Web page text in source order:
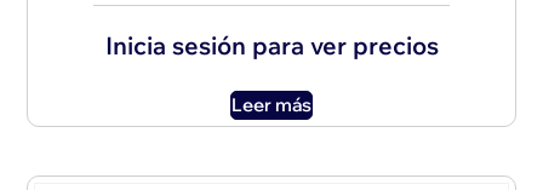
Inicia sesión para ver precios
Leer más